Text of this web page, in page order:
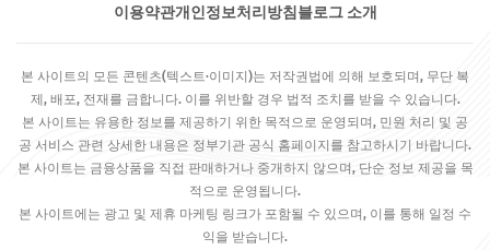
이용약관개인정보처리방침 블로그 소개
본 사이트의 모든 콘텐츠(텍스트·이미지)는 저작권법에 의해 보호되며, 무단 복
제, 배포, 전재를 금합니다. 이를 위반할 경우 법적 조치를 받을 수 있습니다.
본 사이트는 유용한 정보를 제공하기 위한 목적으로 운영되며, 민원 처리 및 공
공 서비스 관련 상세한 내용은 정부기관 공식 홈페이지를 참고하시기 바랍니다.
본 사이트는 금융상품을 직접 판매하거나 중개하지 않으며, 단순 정보 제공을 목
적으로 운영됩니다.
본 사이트에는 광고 및 제휴 마케팅 링크가 포함될 수 있으며, 이를 통해 일정 수
익을 받습니다.